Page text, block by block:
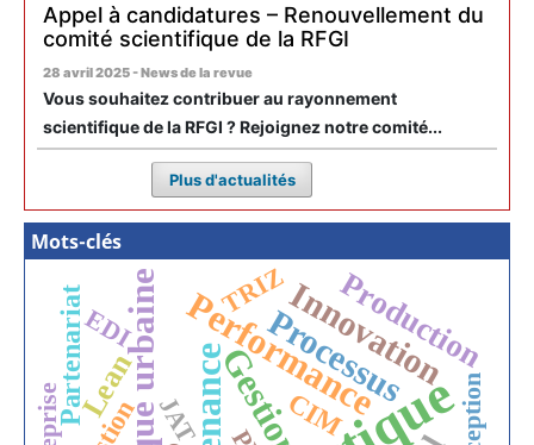
Appel à candidatures – Renouvellement du
comité scientifique de la RFGI
28 avril 2025 - News de la revue
Vous souhaitez contribuer au rayonnement
scientifique de la RFGI ? Rejoignez notre comité...
Plus d'actualités
Mots-clés
Gestion
Performance
Processus
Innovation
Production
Lean
Partenariat CIM
TRIZ
EDI
JAT